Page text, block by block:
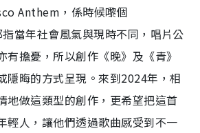
Anthem，係時候嚟個
當年社會風氣與現時不同，唱片公
有擔憂，所以創作《晚》及《青》
隱晦的方式呈現。來到2024年，相
地做這類型的創作，更希望把這首
輕人，讓他們透過歌曲感受到不一